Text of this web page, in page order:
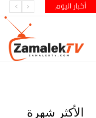
أخبار اليوم
الأكثر شهرة